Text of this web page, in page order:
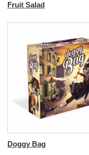
Fruit Salad
Doggy Bag